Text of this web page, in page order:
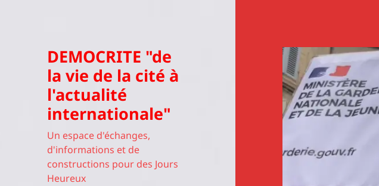
DEMOCRITE "de
la vie de la cité à
l'actualité
internationale"
Un espace d'échanges,
d'informations et de
constructions pour des Jours
Heureux